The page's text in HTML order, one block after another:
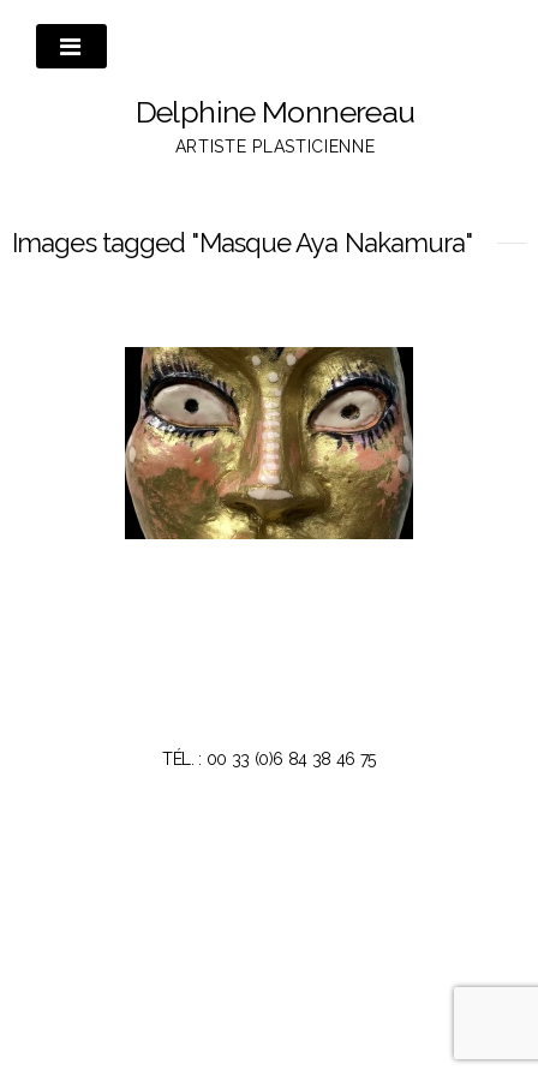
contenu
Delphine Monnereau
ARTISTE PLASTICIENNE
Images tagged "Masque Aya Nakamura"
TÉL. : 00 33 (0)6 84 38 46 75